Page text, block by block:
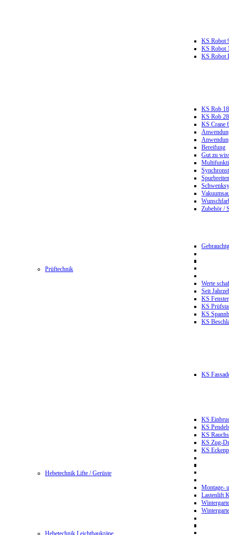
KS Robot
KS Robot
KS Robot
KS Rob
KS Rob
KS Crane
Bereifung
Gut zu
Zubehör /
Prüftechnik
Werte
Seit
KS
KS
KS
KS
KS
KS
KS
KS
KS Zug-
KS
Hebetechnik Lifte / Gerüste
Montage-
Lastenlift
Hebetechnik Leichtbaukräne